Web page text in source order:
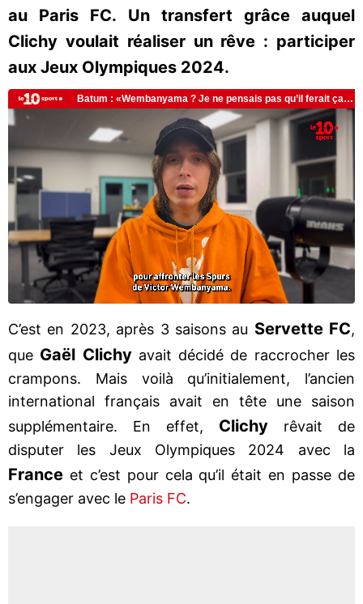
au Paris FC. Un transfert grâce auquel
Clichy voulait réaliser un rêve : participer
aux Jeux Olympiques 2024.
C’est en 2023, après 3 saisons au Servette FC,
que Gaël Clichyavait décidé de raccrocher les
crampons. Mais voilà qu’initialement, l’ancien
international français avait en tête une saison
supplémentaire. En effet, Clichy rêvait de
disputer les Jeux Olympiques 2024 avec la
France et c’est pour cela qu’il était en passe de
s’engager avec le Paris FC.